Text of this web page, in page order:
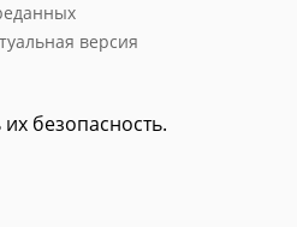
версия
безопасность.